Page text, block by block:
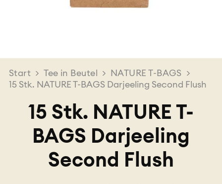
Start > Tee in Beutel > NATURE T-BAGS >
15 Stk. NATURE T-BAGS Darjeeling Second Flush
15 Stk. NATURE T-
BAGS Darjeeling
Second Flush